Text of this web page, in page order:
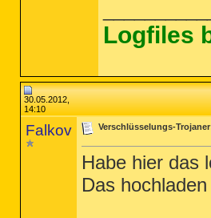
Logfiles
30.05.2012,
14:10
Falkov Verschlüsselungs-
Habe hier das
Das